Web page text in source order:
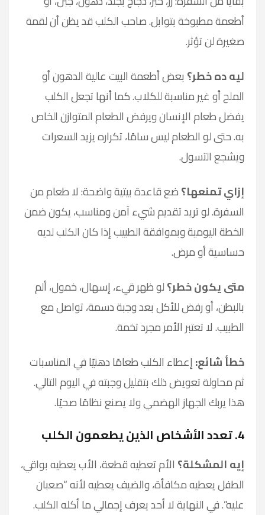
أطعمة مطبوخة بتوابل. صاحب الكلب قد يظن أن لقمة
صغيرة لن تؤثر.
ليه ده خطر؟ بعض أطعمة البيت عالية الدهون أو
الملح أو غير مناسبة للكلاب. كما أنها تجعل الكلب
يفضل طعام الإنسان ويرفض الطعام المتوازن الخاص
به. حتى لو الطعام ليس سامًا، تكراره يزيد السعرات
ويشجع التسول.
إزاي تمنعها؟ضع قاعدة بيتية واضحة: لا طعام من
السفرة. لو تريد تقديم شيء آمن ومناسب، يكون ضمن
الخطة اليومية وبموافقة الطبيب إذا كان الكلب لديه
حساسية أو مرض.
متى يكون خطر؟لو ظهر قيء، إسهال، خمول، ألم
بالبطن، أو رفض للأكل بعد وجبة دسمة، تواصل مع
الطبيب. لا تعتبر الأمر مجرد تخمة.
خطأ شائع:إعطاء الكلب طعامًا دهنيًا في المناسبات
ثم محاولة تعويض ذلك بتقليل وجبته في اليوم التالي.
هذا يربك الجهاز الهضمي ولا يصنع نظامًا صحيًا.
4. تعدد الأشخاص الذين يطعمون الكلب
إيه المشكلة؟ الأم تعطيه قطعة، الأب يعطيه بواقي،
الطفل يعطيه مكافأة، والضيف يعطيه لأنه “صعبان
عليه”. في النهاية لا أحد يعرف إجمالي ما أكله الكلب.